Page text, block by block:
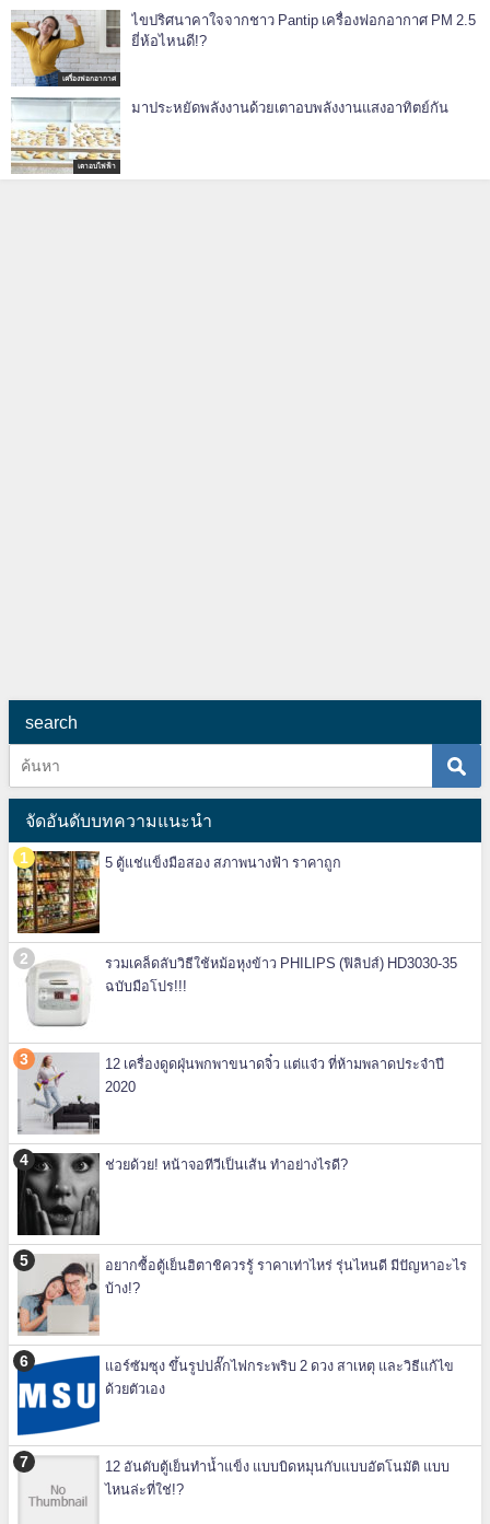
เครื่องฟอกอากาศ
ไขปริศนาคาใจจากชาว Pantip เครื่องฟอกอากาศ PM 2.5
ยี่ห้อไหนดี!?
เตาอบไฟฟ้า
มาประหยัดพลังงานด้วยเตาอบพลังงานแสงอาทิตย์กัน
search
จัดอันดับบทความแนะนำ
5 ตู้แช่แข็งมือสอง สภาพนางฟ้า ราคาถูก
รวมเคล็ดลับวิธีใช้หม้อหุงข้าว PHILIPS (ฟิลิปส์) HD3030-35
ฉบับมือโปร!!!
12 เครื่องดูดฝุ่นพกพาขนาดจิ๋ว แต่แจ๋ว ที่ห้ามพลาดประจำปี
2020
ช่วยด้วย! หน้าจอทีวีเป็นเส้น ทำอย่างไรดี?
อยากซื้อตู้เย็นฮิตาชิควรรู้ ราคาเท่าไหร่ รุ่นไหนดี มีปัญหาอะไร
บ้าง!?
แอร์ซัมซุง ขึ้นรูปปลั๊กไฟกระพริบ 2 ดวง สาเหตุ และวิธีแก้ไข
ด้วยตัวเอง
12 อันดับตู้เย็นทำน้ำแข็ง แบบบิดหมุนกับแบบอัตโนมัติ แบบ
ไหนล่ะที่ใช่!?